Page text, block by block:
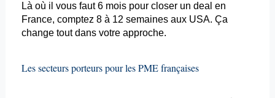
Là où il vous faut 6 mois pour closerun deal en
France, comptez 8 à 12 semaines aux USA. Ça
change tout dans votre approche.
Les secteurs porteurs pour les PME françaises